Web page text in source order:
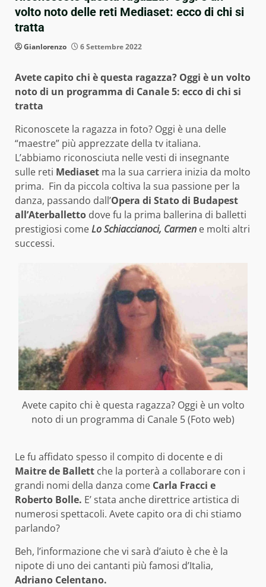
volto noto delle reti Mediaset: ecco di chi si
tratta
Gianlorenzo 6 Settembre 2022
Avete capito chi è questa ragazza? Oggi è un volto
noto di un programma di Canale 5: ecco di chi si
tratta
Riconoscete la ragazza in foto? Oggi è una delle
“maestre” più apprezzate della tv italiana.
L’abbiamo riconosciuta nelle vesti di insegnante
sulle reti Mediaset ma la sua carriera inizia da molto
prima. Fin da piccola coltiva la sua passione per la
danza, passando dall’Opera di Stato di Budapest
all’Aterballetto dove fu la prima ballerina di balletti
prestigiosi comeLo Schiaccianoci, Carmen e molti altri
successi.
Avete capito chi è questa ragazza? Oggi è un volto
noto di un programma di Canale 5 (Foto web)
Le fu affidato spesso il compito di docente e di
Maitre de Ballett che la porterà a collaborare con i
grandi nomi della danza come Carla Fracci e
Roberto Bolle. E’ stata anche direttrice artistica di
numerosi spettacoli. Avete capito ora di chi stiamo
parlando?
Beh, l’informazione che vi sarà d’aiuto è che è la
nipote di uno dei cantanti più famosi d’Italia,
Adriano Celentano.